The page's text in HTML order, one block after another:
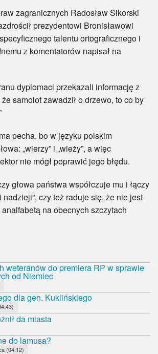
zagranicznych Radosław Sikorski
prezydentowi Bronisławowi
talentu ortograficznego i
z komentatorów napisał na
dyplomaci przekazali informację z
samolot zawadził o drzewo, to co by
bo w języku polskim
„wierzy” i „wieży”, a więc
nie mógł poprawić jego błędu.
państwa współczuje mu i łączy
nadzieji”, czy też raduje się, że nie jest
na obecnych szczytach
weteranów do premiera RP w sprawie
od Niemiec
dla gen. Kuklińskiego
da miasta
do lamusa?
(04:12)